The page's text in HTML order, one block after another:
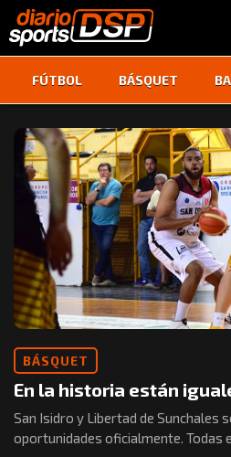
FÚTBOL BÁSQUET
BÁSQUET
En la historia están
San Isidro y Libertad de Sunchales
oportunidades oficialmente. Todas